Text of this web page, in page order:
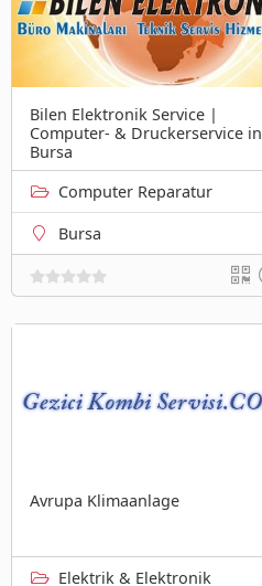
Bilen Elektronik Service |
Computer- & Druckerservice in
Bursa
Computer Reparatur
Bursa
Avrupa Klimaanlage
Elektrik & Elektronik